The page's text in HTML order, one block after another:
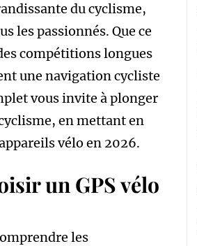
du cyclisme,
les passionnés. Que ce
compétitions longues
une navigation cycliste
vous invite à plonger
en mettant en
vélo en 2026.
un GPS vélo
les